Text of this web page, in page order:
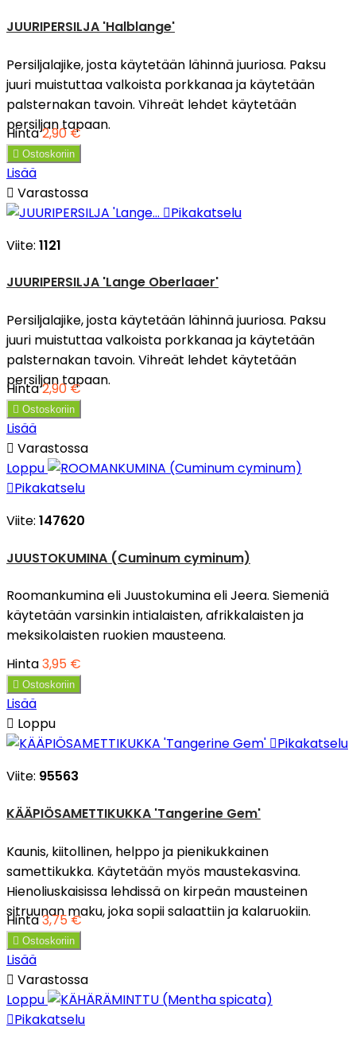
JUURIPERSILJA 'Halblange'
Persiljalajike, josta käytetään lähinnä juuriosa. Paksu
juuri muistuttaa valkoista porkkanaa ja käytetään
palsternakan tavoin. Vihreät lehdet käytetään
persiljan tapaan.
Hinta2,90 €
 Ostoskoriin
Lisää
 Varastossa
Pikakatselu
Viite: 1121
JUURIPERSILJA 'Lange Oberlaaer'
Persiljalajike, josta käytetään lähinnä juuriosa. Paksu
juuri muistuttaa valkoista porkkanaa ja käytetään
palsternakan tavoin. Vihreät lehdet käytetään
persiljan tapaan.
Hinta2,90 €
 Ostoskoriin
Lisää
 Varastossa
Loppu
Pikakatselu
Viite: 147620
JUUSTOKUMINA (Cuminum cyminum)
Roomankumina eli Juustokumina eli Jeera. Siemeniä
käytetään varsinkin intialaisten, afrikkalaisten ja
meksikolaisten ruokien mausteena.
Hinta3,95 €
 Ostoskoriin
Lisää
 Loppu
Pikakatselu
Viite: 95563
KÄÄPIÖSAMETTIKUKKA 'Tangerine Gem'
Kaunis, kiitollinen, helppo ja pienikukkainen
samettikukka. Käytetään myös maustekasvina.
Hienoliuskaisissa lehdissä on kirpeän mausteinen
sitruunan maku, joka sopii salaattiin ja kalaruokiin.
Hinta3,75 €
 Ostoskoriin
Lisää
 Varastossa
Loppu
Pikakatselu